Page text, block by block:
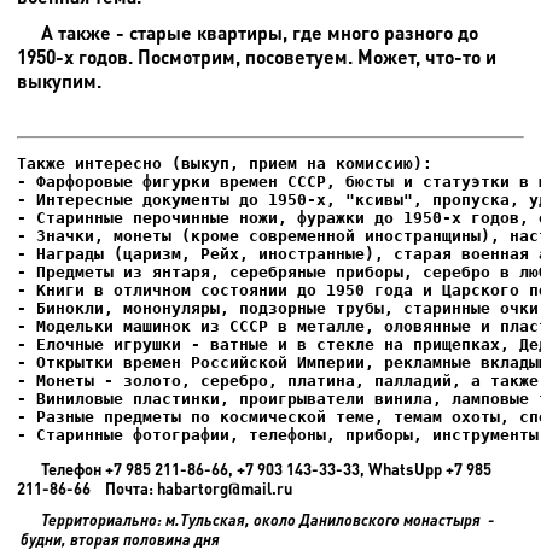
А также - старые квартиры, где много разного до
1950-х годов. Посмотрим, посоветуем. Может, что-то и
выкупим.
- Фарфоровые фигурки времен СССР, бюсты и статуэтки в
- Интересные документы до 1950-х, "ксивы", пропуска,
- Елочные игрушки - ватные и в стекле на прищепках,
- Старинные фотографии, телефоны, приборы,
Телефон +7 985 211-86-66, +7 903 143-33-33, WhatsUpp +7 985
211-86-66 Почта: habartorg@mail.ru
Территориально: м.Тульская, около Даниловского монастыря -
будни, вторая половина дня